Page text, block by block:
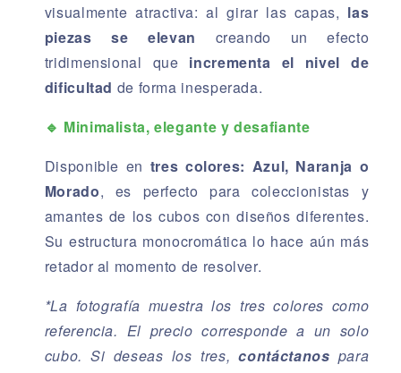
visualmente atractiva: al girar las capas, las
piezas se elevan creando un efecto
tridimensional que incrementa el nivel de
dificultad de forma inesperada.
🔹 Minimalista, elegante y desafiante
Disponible en tres colores: Azul, Naranja o
Morado, es perfecto para coleccionistas y
amantes de los cubos con diseños diferentes.
Su estructura monocromática lo hace aún más
retador al momento de resolver.
*La fotografía muestra los tres colores como
referencia. El precio corresponde a un solo
cubo. Si deseas los tres,contáctanos para